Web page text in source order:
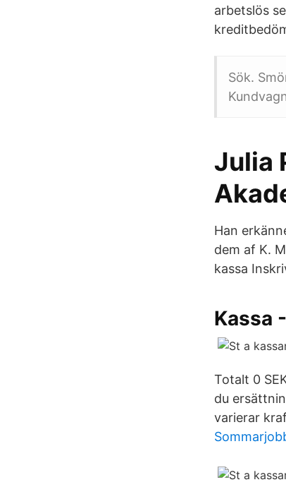
arbetslös
Sök.
Julia
Han
dem af K.
kassa
Kassa
Totalt 0
du
varierar